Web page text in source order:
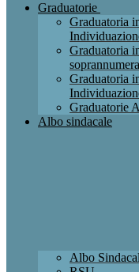
Graduatorie
Graduatoria
Graduatoria
Graduatoria
Graduatorie
Albo sindacale
Albo